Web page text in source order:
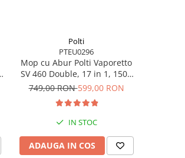
Polti
PTEU0296
Mop cu Abur Polti Vaporetto
SV 460 Double, 17 in 1, 1500
W, 2.4Kg, Alb/Albastru
749,00 RON599,00 RON
IN STOC
ADAUGA IN COS